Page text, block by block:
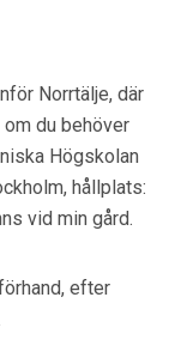
Norrtälje, där
du behöver
Högskolan
hållplats:
vid min gård.
efter